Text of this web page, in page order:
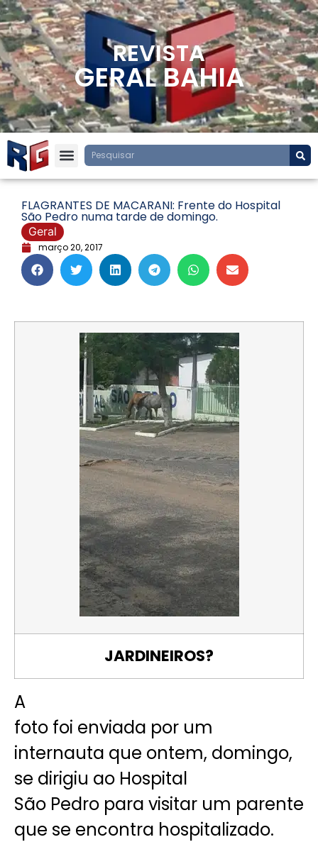
REVISTA
GERAL BAHIA
FLAGRANTES DE MACARANI: Frente do Hospital
São Pedro numa tarde de domingo.
Geral
março 20, 2017
JARDINEIROS?
A
foto foi enviada por um
internauta que ontem, domingo,
se dirigiu ao Hospital
São Pedro para visitar um parente
que se encontra hospitalizado.